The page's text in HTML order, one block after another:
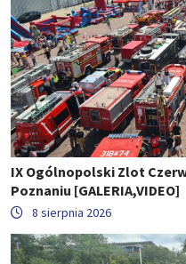
IX Ogólnopolski Zlot
Poznaniu [GALERIA,VIDEO]
8 sierpnia 2026